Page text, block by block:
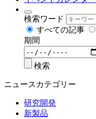
検索ワード
すべての記事
期間
検索
ニュースカテゴリー
研究開発
新製品